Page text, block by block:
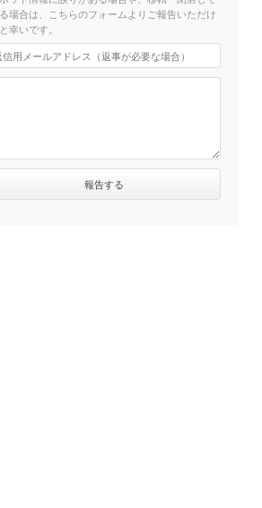
場合は、こちらのフォームよりご報告いただけ
幸いです。